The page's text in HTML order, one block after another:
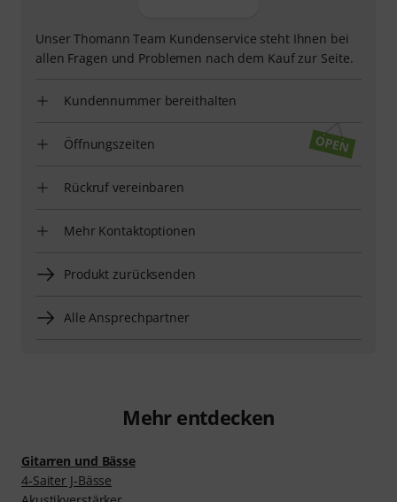
Unser Thomann Team Kundenservice steht Ihnen bei
allen Fragen und Problemen nach dem Kauf zur Seite.
Kundennummer bereithalten
Öffnungszeiten
Rückruf vereinbaren
Mehr Kontaktoptionen
Produkt zurücksenden
Alle Ansprechpartner
Mehr entdecken
Gitarren und Bässe
4-Saiter J-Bässe